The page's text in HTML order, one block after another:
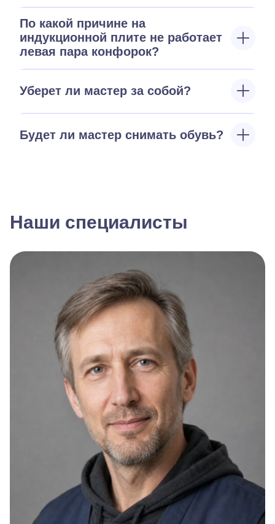
По какой причине на
индукционной плите не работает
левая пара конфорок?
Уберет ли мастер за собой?
Будет ли мастер снимать обувь?
Наши специалисты